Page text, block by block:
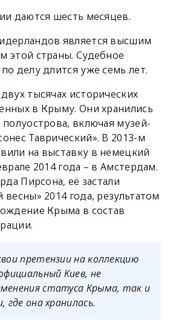
даются шесть месяцев.
является высшим
этой страны. Судебное
делу длится уже семь лет.
тысячах исторических
в Крыму. Они хранились
включая музей-
Таврический». В 2013-м
на выставку в немецкий
2014 года – в Амстердам.
Пирсона, её застали
весны» 2014 года, результатом
Крыма в состав
претензии на коллекцию
Киев, не
статуса Крыма, так и
где она хранилась.